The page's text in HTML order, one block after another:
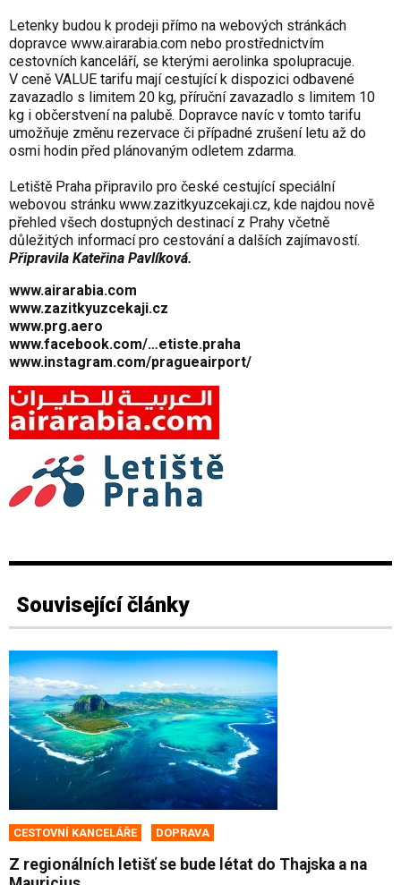
Letenky budou k prodeji přímo na webových stránkách
dopravce www.airarabia.com nebo prostřednictvím
cestovních kanceláří, se kterými aerolinka spolupracuje.
V ceně VALUE tarifu mají cestující k dispozici odbavené
zavazadlo s limitem 20 kg, příruční zavazadlo s limitem 10
kg i občerstvení na palubě. Dopravce navíc v tomto tarifu
umožňuje změnu rezervace či případné zrušení letu až do
osmi hodin před plánovaným odletem zdarma.
Letiště Praha připravilo pro české cestující speciální
webovou stránku www.zazitkyuzcekaji.cz, kde najdou nově
přehled všech dostupných destinací z Prahy včetně
důležitých informací pro cestování a dalších zajímavostí.
Připravila Kateřina Pavlíková.
www.airarabia.com
www.zazitkyuzcekaji.cz
www.prg.aero
www.facebook.com/…etiste.praha
www.instagram.com/pragueairport/
Související články
CESTOVNÍ KANCELÁŘE DOPRAVA
Z regionálních letišť se bude létat do Thajska a na